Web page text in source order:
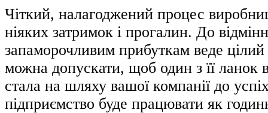
Чіткий, налагоджений процес
ніяких затримок і прогалин. До
запаморочливим прибуткам веде
можна допускати, щоб один з її
стала на шляху вашої компанії до
підприємство буде працювати як